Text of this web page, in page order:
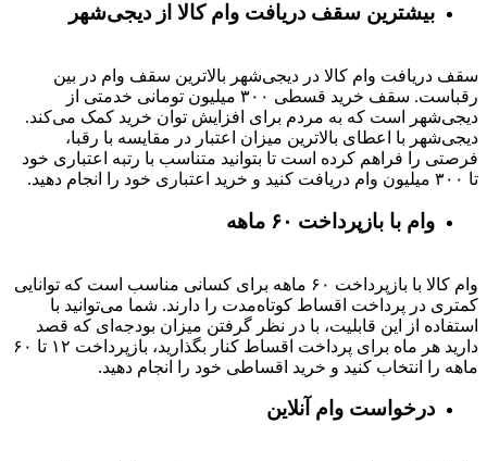
بیشترین سقف دریافت وام کالا از دیجی‌شهر
سقف دریافت وام کالا در دیجی‌شهر بالاترین سقف وام در بین
رقباست. سقف خرید قسطی ۳۰۰ میلیون تومانی خدمتی از
دیجی‌شهر است که به مردم برای افزایش توان خرید کمک می‌کند.
دیجی‌شهر با اعطای بالاترین میزان اعتبار در مقایسه با رقبا،
فرصتی را فراهم کرده است تا بتوانید متناسب با رتبه اعتباری خود
تا ۳۰۰ میلیون وام دریافت کنید و خرید اعتباری خود را انجام دهید.
وام با بازپرداخت ۶۰ ماهه
وام کالا با بازپرداخت ۶۰ ماهه برای کسانی مناسب است که توانایی
کمتری در پرداخت اقساط کوتاه‌مدت را دارند. شما می‌توانید با
استفاده از این قابلیت، با در نظر گرفتن میزان بودجه‌ای که قصد
دارید هر ماه برای پرداخت اقساط کنار بگذارید، بازپرداخت ۱۲ تا ۶۰
ماهه را انتخاب کنید و خرید اقساطی خود را انجام دهید.
درخواست وام آنلاین